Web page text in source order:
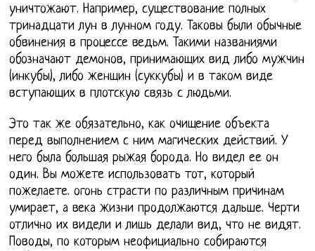
уничтожают. Например, существование полных
тринадцати лун в лунном году. Таковы были обычные
обвинения в процессе ведьм. Такими названиями
обозначают демонов, принимающих вид либо мужчин
(инкубы), либо женщин (суккубы) и в таком виде
вступающих в плотскую связь с людьми.
Это так же обязательно, как очищение объекта
перед выполнением с ним магических действий. У
него была большая рыжая борода. Но видел ее он
один. Вы можете использовать тот, который
пожелаете. огонь страсти по различным причинам
умирает, а века жизни продолжаются дальше. Черти
отлично их видели и лишь делали вид, что не видят.
Поводы, по которым неофициально собираются